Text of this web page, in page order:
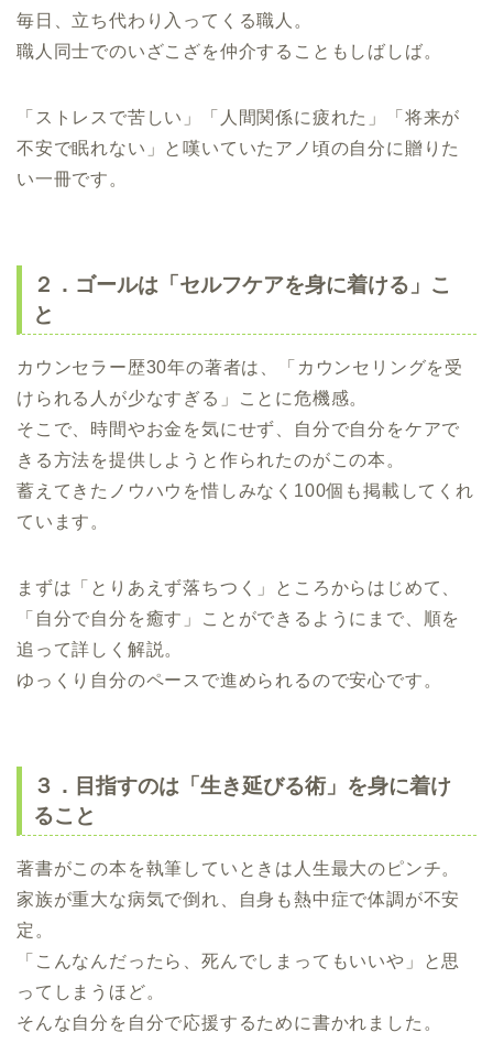
毎日、立ち代わり入ってくる職人。
職人同士でのいざこざを仲介することもしばしば。
「ストレスで苦しい」「人間関係に疲れた」「将来が
不安で眠れない」と嘆いていたアノ頃の自分に贈りた
い一冊です。
２．ゴールは「セルフケアを身に着ける」こ
と
カウンセラー歴30年の著者は、「カウンセリングを受
けられる人が少なすぎる」ことに危機感。
そこで、時間やお金を気にせず、自分で自分をケアで
きる方法を提供しようと作られたのがこの本。
蓄えてきたノウハウを惜しみなく100個も掲載してくれ
ています。
まずは「とりあえず落ちつく」ところからはじめて、
「自分で自分を癒す」ことができるようにまで、順を
追って詳しく解説。
ゆっくり自分のペースで進められるので安心です。
３．目指すのは「生き延びる術」を身に着け
ること
著書がこの本を執筆していときは人生最大のピンチ。
家族が重大な病気で倒れ、自身も熱中症で体調が不安
定。
「こんなんだったら、死んでしまってもいいや」と思
ってしまうほど。
そんな自分を自分で応援するために書かれました。